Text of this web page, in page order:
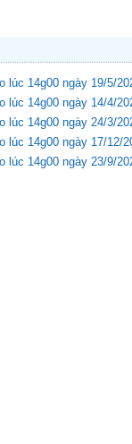
lúc 14g00 ngày 19/5/
lúc 14g00 ngày 14/4/
lúc 14g00 ngày 24/3/
lúc 14g00 ngày 17/12/
lúc 14g00 ngày 23/9/